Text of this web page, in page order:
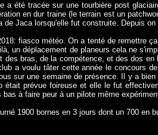
été tracée sur une tourbière post
en dur traine (le terrain est un
Jaca lorsqu'elle fut construite. Depuis
fiasco météo. On a tenté de
un déplacement de planeurs cela ne
bras, de la compétence, et des dos
a voulu tâter cette année le concours
sur une semaine de présence. Il y a
prévue foireuse et elle le fut
à faire peur à un pilote même
1900 bornes en 3 jours dont un 700